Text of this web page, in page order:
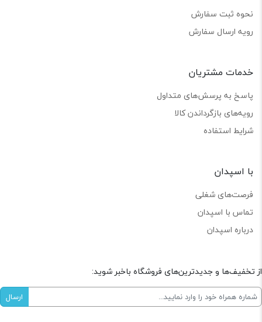
نحوه ثبت سفارش
رویه ارسال سفارش
خدمات مشتریان
پاسخ به پرسش‌های متداول
رویه‌های بازگرداندن کالا
شرایط استفاده
با اسپدان
فرصت‌های شغلی
تماس با اسپدان
درباره اسپدان
از تخفیف‌ها و جدیدترین‌های فروشگاه باخبر شوید: